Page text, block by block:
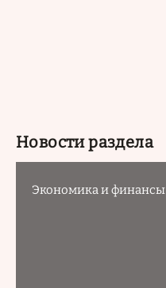
Новости раздела
Экономика и финансы